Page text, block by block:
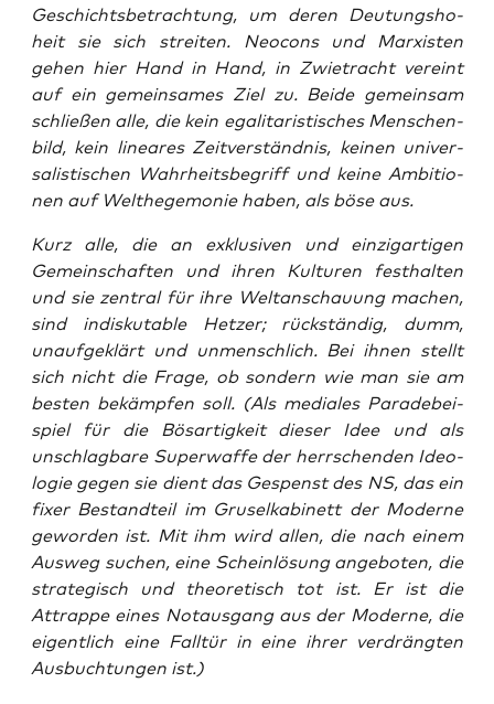
Geschichts­be­trach­tung, um deren Deu­tungs­ho­
heit sie sich strei­ten. Neo­cons und Mar­xis­ten
gehen hier Hand in Hand, in Zwie­tracht ver­eint
auf ein gemein­sa­mes Ziel zu. Bei­de gemein­sam
schlie­ßen alle, die kein ega­li­ta­ris­ti­sches Men­schen­
bild, kein linea­res Zeit­ver­ständ­nis, kei­nen uni­ver­
sa­lis­ti­schen Wahr­heits­be­griff und kei­ne Ambi­tio­
nen auf Welthe­ge­mo­nie haben, als böse aus.
Kurz alle, die an exklu­si­ven und ein­zig­ar­ti­gen
Gemein­schaf­ten und ihren Kul­tu­ren fest­hal­ten
und sie zen­tral für ihre Welt­an­schau­ung machen,
sind indis­ku­ta­ble Het­zer; rück­stän­dig, dumm,
unauf­ge­klärt und unmensch­lich. Bei ihnen stellt
sich nicht die Fra­ge, ob son­dern wie man sie am
bes­ten bekämp­fen soll. (Als media­les Para­de­bei­
spiel für die Bös­ar­tig­keit die­ser Idee und als
unschlag­ba­re Super­waf­fe der herr­schen­den Ideo­
lo­gie gegen sie dient das Gespenst des NS, das ein
fixer Bestand­teil im Gru­sel­ka­bi­nett der Moder­ne
gewor­den ist. Mit ihm wird allen, die nach einem
Aus­weg suchen, eine Schein­lö­sung ange­bo­ten, die
stra­te­gisch und theo­re­tisch tot ist. Er ist die
Attrap­pe eines Not­aus­gang aus der Moder­ne, die
eigent­lich eine Fall­tür in eine ihrer ver­dräng­ten
Aus­buch­tun­gen ist.)